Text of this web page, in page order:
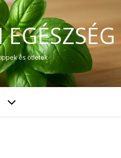
és ötletek